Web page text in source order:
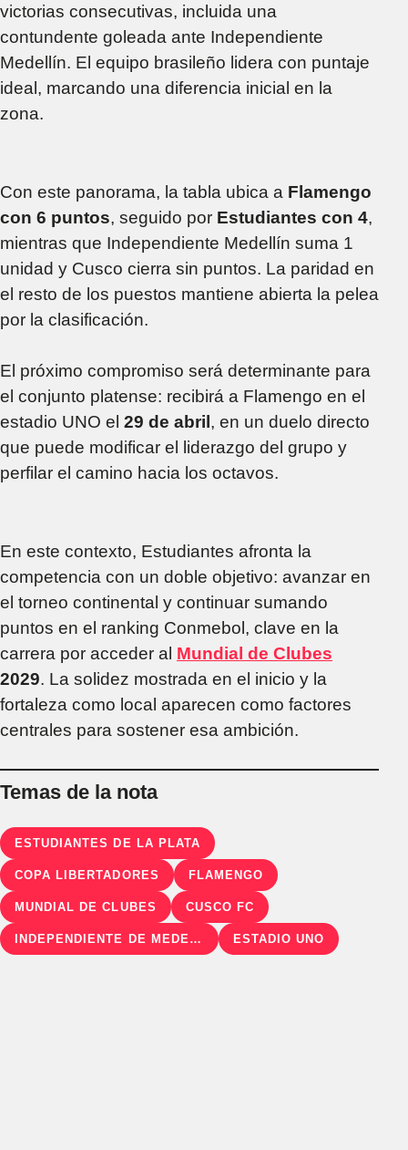
victorias consecutivas, incluida una
contundente goleada ante Independiente
Medellín. El equipo brasileño lidera con puntaje
ideal, marcando una diferencia inicial en la
zona.
Con este panorama, la tabla ubica a Flamengo
con 6 puntos, seguido por Estudiantes con 4,
mientras que Independiente Medellín suma 1
unidad y Cusco cierra sin puntos. La paridad en
el resto de los puestos mantiene abierta la pelea
por la clasificación.
El próximo compromiso será determinante para
el conjunto platense: recibirá a Flamengo en el
estadio UNO el 29 de abril , en un duelo directo
que puede modificar el liderazgo del grupo y
perfilar el camino hacia los octavos.
En este contexto, Estudiantes afronta la
competencia con un doble objetivo: avanzar en
el torneo continental y continuar sumando
puntos en el ranking Conmebol, clave en la
carrera por acceder al Mundial de Clubes
2029. La solidez mostrada en el inicio y la
fortaleza como local aparecen como factores
centrales para sostener esa ambición.
Temas de la nota
ESTUDIANTES DE LA PLATA
COPA LIBERTADORES FLAMENGO
MUNDIAL DE CLUBES CUSCO FC
INDEPENDIENTE DE MEDELLÍN ESTADIO UNO